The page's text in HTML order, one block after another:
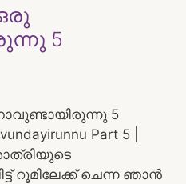
5
5
Part 5 |
റൂമിലേക്ക് ചെന്ന ഞാൻ